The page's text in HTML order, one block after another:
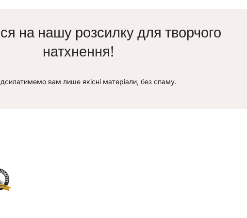
на нашу розсилку для творчого
натхнення!
вам лише якісні матеріали, без спаму.